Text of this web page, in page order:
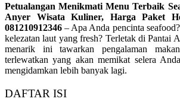
Petualangan Menikmati Menu Terbaik
Anyer Wisata Kuliner, Harga Paket
081210912346 – Apa Anda pencinta
kelezatan laut yang fresh? Terletak di Pantai
menarik ini tawarkan pengalaman
terlewatkan yang akan memikat selera
mengidamkan lebih banyak lagi.
DAFTAR ISI